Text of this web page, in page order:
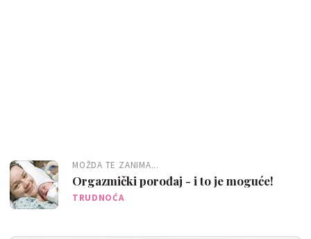
MOŽDA TE ZANIMA...
Orgazmički porođaj - i to je moguće!
TRUDNOĆA